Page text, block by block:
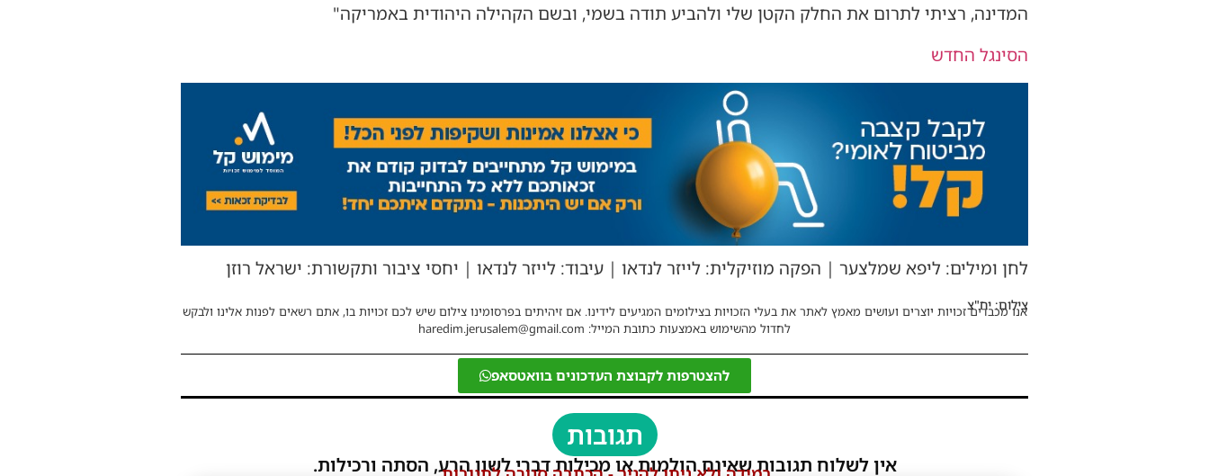
המדינה, רציתי לתרום את החלק הקטן שלי ולהביע תודה בשמי, ובשם הקהילה היהודית באמריקה"
הסינגל החדש
לחן ומילים: ליפא שמלצער | הפקה מוזיקלית: לייזר לנדאו | עיבוד: לייזר לנדאו | יחסי ציבור ותקשורת: ישראל רוזן
צילום: יח"צ
אנו מכבדים זכויות יוצרים ועושים מאמץ לאתר את בעלי הזכויות בצילומים המגיעים לידינו. אם זיהיתים בפרסומינו צילום שיש לכם זכויות בו, אתם רשאים לפנות אלינו ולבקש
לחדול מהשימוש באמצעות כתובת המייל: haredim.jerusalem@gmail.com
להצטרפות לקבוצת העדכונים בוואטסאפ
תגובות
אין לשלוח תגובות שאינם הולמות או מכילות דברי לשון הרע, הסתה ורכילות.